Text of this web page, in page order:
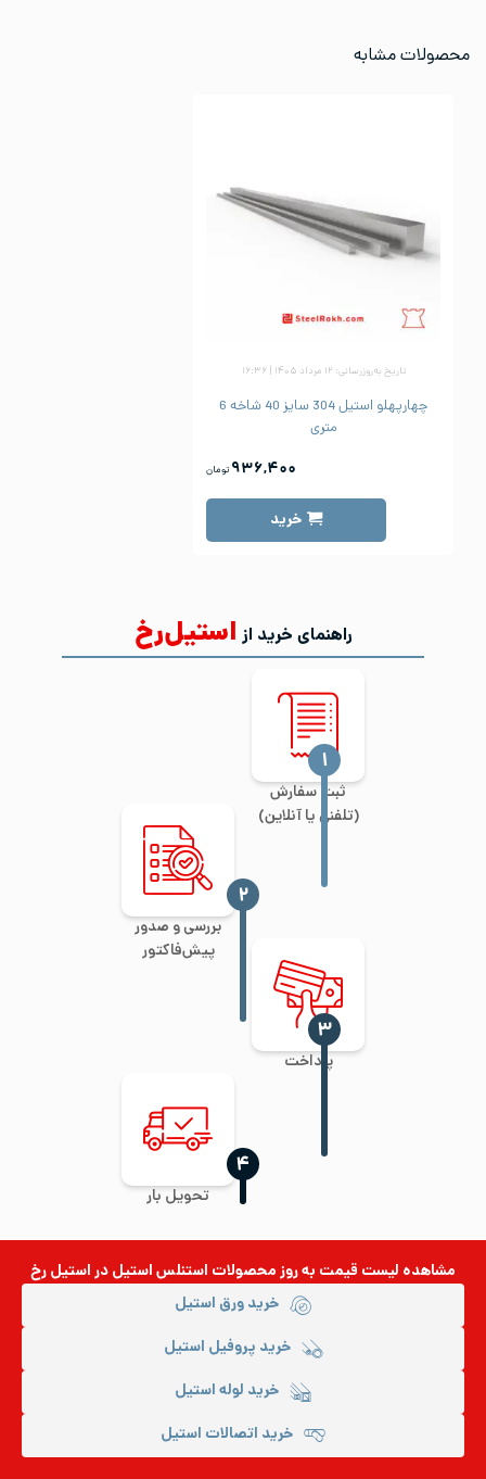
محصولات مشابه
تاریخ به‌روزرسانی: ۱۲ مرداد ۱۴۰۵ | ۱۶:۳۶
چهارپهلو استیل 304 سایز 40 شاخه 6
متری
۹۳۶,۴۰۰ تومان
خرید
راهنمای خرید از استیل‌رخ
ثبت سفارش
(تلفنی یا آنلاین)
‍۱
بررسی و صدور
پیش‌فاکتور
‍۲
پرداخت
‍۳
تحویل بار
‍۴
مشاهده لیست قیمت به روزمحصولات استنلس استیلدر استیل رخ
خرید ورق استیل
خرید پروفیل استیل
خرید لوله استیل
خرید اتصالات استیل